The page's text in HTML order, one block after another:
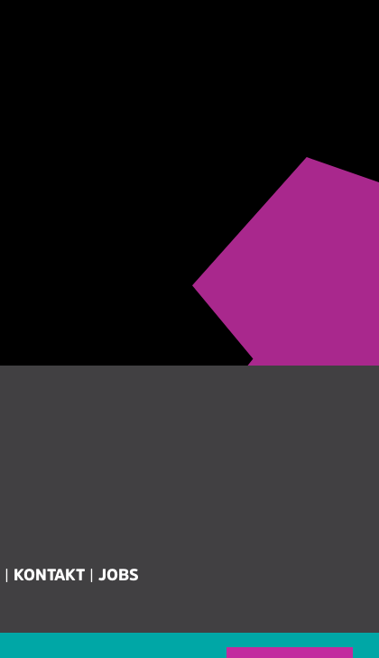
KONTAKT JOBS